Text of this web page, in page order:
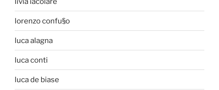
lorenzo confu§o
luca alagna
luca conti
luca de biase